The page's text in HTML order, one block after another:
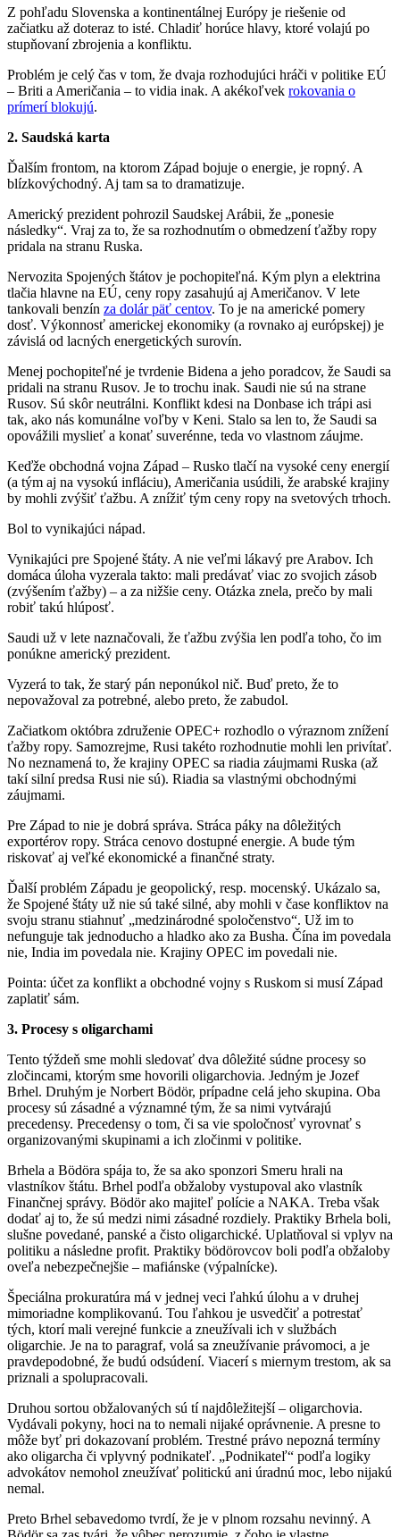
Z pohľadu Slovenska a kontinentálnej Európy je riešenie od
začiatku až doteraz to isté. Chladiť horúce hlavy, ktoré volajú po
stupňovaní zbrojenia a konfliktu.
Problém je celý čas v tom, že dvaja rozhodujúci hráči v politike EÚ
– Briti a Američania – to vidia inak. A akékoľvek rokovania o
prímerí blokujú.
2. Saudská karta
Ďalším frontom, na ktorom Západ bojuje o energie, je ropný. A
blízkovýchodný. Aj tam sa to dramatizuje.
Americký prezident pohrozil Saudskej Arábii, že „ponesie
následky“. Vraj za to, že sa rozhodnutím o obmedzení ťažby ropy
pridala na stranu Ruska.
Nervozita Spojených štátov je pochopiteľná. Kým plyn a elektrina
tlačia hlavne na EÚ, ceny ropy zasahujú aj Američanov. V lete
tankovali benzín za dolár päť centov. To je na americké pomery
dosť. Výkonnosť americkej ekonomiky (a rovnako aj európskej) je
závislá od lacných energetických surovín.
Menej pochopiteľné je tvrdenie Bidena a jeho poradcov, že Saudi sa
pridali na stranu Rusov. Je to trochu inak. Saudi nie sú na strane
Rusov. Sú skôr neutrálni. Konflikt kdesi na Donbase ich trápi asi
tak, ako nás komunálne voľby v Keni. Stalo sa len to, že Saudi sa
opovážili myslieť a konať suverénne, teda vo vlastnom záujme.
Keďže obchodná vojna Západ – Rusko tlačí na vysoké ceny energií
(a tým aj na vysokú infláciu), Američania usúdili, že arabské krajiny
by mohli zvýšiť ťažbu. A znížiť tým ceny ropy na svetových trhoch.
Bol to vynikajúci nápad.
Vynikajúci pre Spojené štáty. A nie veľmi lákavý pre Arabov. Ich
domáca úloha vyzerala takto: mali predávať viac zo svojich zásob
(zvýšením ťažby) – a za nižšie ceny. Otázka znela, prečo by mali
robiť takú hlúposť.
Saudi už v lete naznačovali, že ťažbu zvýšia len podľa toho, čo im
ponúkne americký prezident.
Vyzerá to tak, že starý pán neponúkol nič. Buď preto, že to
nepovažoval za potrebné, alebo preto, že zabudol.
Začiatkom októbra združenie OPEC+ rozhodlo o výraznom znížení
ťažby ropy. Samozrejme, Rusi takéto rozhodnutie mohli len privítať.
No neznamená to, že krajiny OPEC sa riadia záujmami Ruska (až
takí silní predsa Rusi nie sú). Riadia sa vlastnými obchodnými
záujmami.
Pre Západ to nie je dobrá správa. Stráca páky na dôležitých
exportérov ropy. Stráca cenovo dostupné energie. A bude tým
riskovať aj veľké ekonomické a finančné straty.
Ďalší problém Západu je geopolický, resp. mocenský. Ukázalo sa,
že Spojené štáty už nie sú také silné, aby mohli v čase konfliktov na
svoju stranu stiahnuť „medzinárodné spoločenstvo“. Už im to
nefunguje tak jednoducho a hladko ako za Busha. Čína im povedala
nie, India im povedala nie. Krajiny OPEC im povedali nie.
Pointa: účet za konflikt a obchodné vojny s Ruskom si musí Západ
zaplatiť sám.
3. Procesy s oligarchami
Tento týždeň sme mohli sledovať dva dôležité súdne procesy so
zločincami, ktorým sme hovorili oligarchovia. Jedným je Jozef
Brhel. Druhým je Norbert Bödör, prípadne celá jeho skupina. Oba
procesy sú zásadné a významné tým, že sa nimi vytvárajú
precedensy. Precedensy o tom, či sa vie spoločnosť vyrovnať s
organizovanými skupinami a ich zločinmi v politike.
Brhela a Bödöra spája to, že sa ako sponzori Smeru hrali na
vlastníkov štátu. Brhel podľa obžaloby vystupoval ako vlastník
Finančnej správy. Bödör ako majiteľ polície a NAKA. Treba však
dodať aj to, že sú medzi nimi zásadné rozdiely. Praktiky Brhela boli,
slušne povedané, panské a čisto oligarchické. Uplatňoval si vplyv na
politiku a následne profit. Praktiky bödörovcov boli podľa obžaloby
oveľa nebezpečnejšie – mafiánske (výpalnícke).
Špeciálna prokuratúra má v jednej veci ľahkú úlohu a v druhej
mimoriadne komplikovanú. Tou ľahkou je usvedčiť a potrestať
tých, ktorí mali verejné funkcie a zneužívali ich v službách
oligarchie. Je na to paragraf, volá sa zneužívanie právomoci, a je
pravdepodobné, že budú odsúdení. Viacerí s miernym trestom, ak sa
priznali a spolupracovali.
Druhou sortou obžalovaných sú tí najdôležitejší – oligarchovia.
Vydávali pokyny, hoci na to nemali nijaké oprávnenie. A presne to
môže byť pri dokazovaní problém. Trestné právo nepozná termíny
ako oligarcha či vplyvný podnikateľ. „Podnikateľ“ podľa logiky
advokátov nemohol zneužívať politickú ani úradnú moc, lebo nijakú
nemal.
Preto Brhel sebavedomo tvrdí, že je v plnom rozsahu nevinný. A